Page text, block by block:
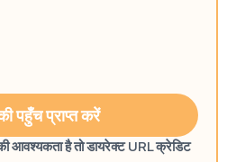
पहुँच प्राप्त करें
आवश्यकता है तो डायरेक्ट URL क्रेडिट